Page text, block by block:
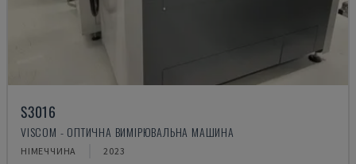
S3016
VISCOM - ОПТИЧНА ВИМІРЮВАЛЬНА МАШИНА
НІМЕЧЧИНА 2023